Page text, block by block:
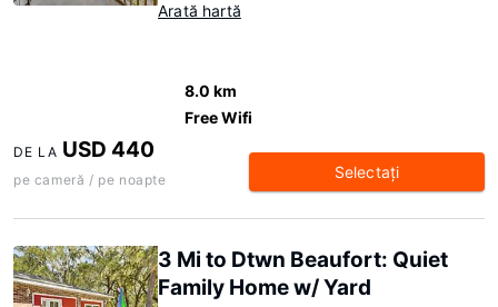
Arată hartă
8.0 km
Free Wifi
DE LA USD 440
pe cameră / pe noapte Selectaţi
3 Mi to Dtwn Beaufort: Quiet
Family Home w/ Yard